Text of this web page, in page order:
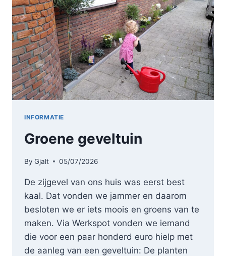
INFORMATIE
Groene geveltuin
By Gjalt 05/07/2026
De zijgevel van ons huis was eerst best
kaal. Dat vonden we jammer en daarom
besloten we er iets moois en groens van te
maken. Via Werkspot vonden we iemand
die voor een paar honderd euro hielp met
de aanleg van een geveltuin: De planten